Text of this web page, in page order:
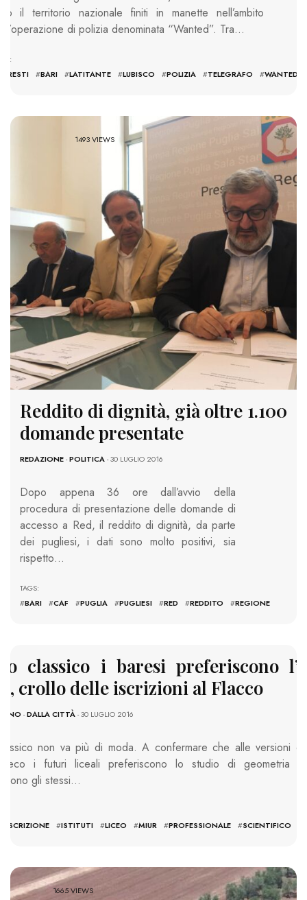
il territorio nazionale finiti in manette nell’ambito
di polizia denominata “Wanted”. Tra…
#BARI #LATITANTE #LUBISCO #POLIZIA #TELEGRAFO #WANTED
1493 VIEWS
Reddito di dignità, già oltre 1.100
domande presentate
REDAZIONE-POLITICA- 30 LUGLIO 2016
Dopo appena 36 ore dall’avvio della
procedura di presentazione delle domande di
accesso a Red, il reddito di dignità, da parte
dei pugliesi, i dati sono molto positivi, sia
rispetto…
TAGS:
#BARI #CAF #PUGLIA #PUGLIESI #RED #REDDITO #REGIONE
classico i baresi preferiscono
crollo delle iscrizioni al Flacco
-DALLA CITTÀ- 30 LUGLIO 2016
non va più di moda. A confermare che alle versioni di
i futuri liceali preferiscono lo studio di geometria e
sono gli stessi…
ISCRIZIONE #ISTITUTI #LICEO #MIUR #PROFESSIONALE #SCIENTIFICO
1665 VIEWS